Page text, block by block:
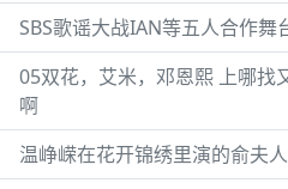
SBS歌谣大战IAN等五人合作舞
05双花，艾米，邓恩熙 上哪找
啊
温峥嵘在花开锦绣里演的俞夫